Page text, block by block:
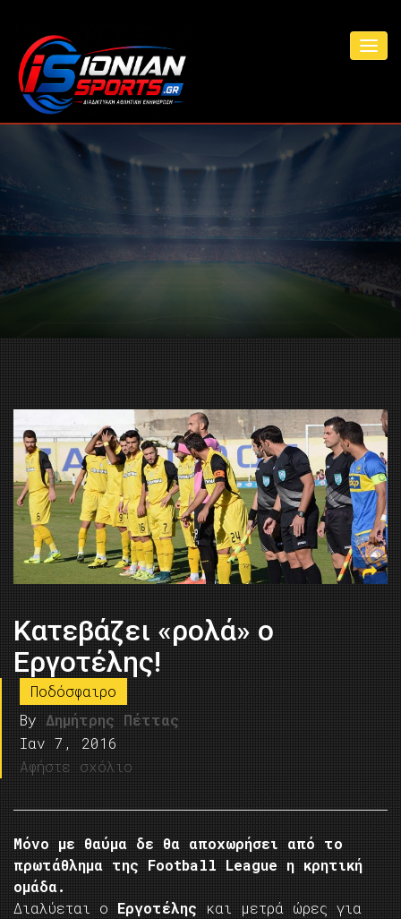
Κατεβάζει «ρολά» ο
Εργοτέλης!
Ποδόσφαιρο
By Δημήτρης Πέττας
Ιαν 7, 2016
Αφήστε σχόλιο
Μόνο με θαύμα δε θα αποχωρήσει από το
πρωτάθλημα της Football League η κρητική
ομάδα.
Διαλύεται ο Εργοτέλης και μετρά ώρες για